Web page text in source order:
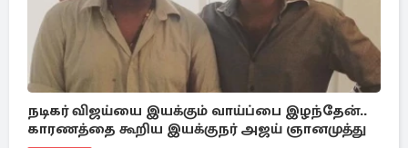
நடிகர் விஜய்யை இயக்கும் வாய்ப்பை இழந்தேன்..
காரணத்தை கூறிய இயக்குநர் அஜய் ஞானமுத்து